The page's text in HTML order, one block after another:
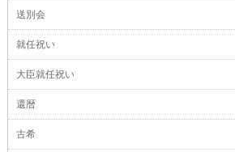
送別会
就任祝い
大臣就任祝い
還暦
古希